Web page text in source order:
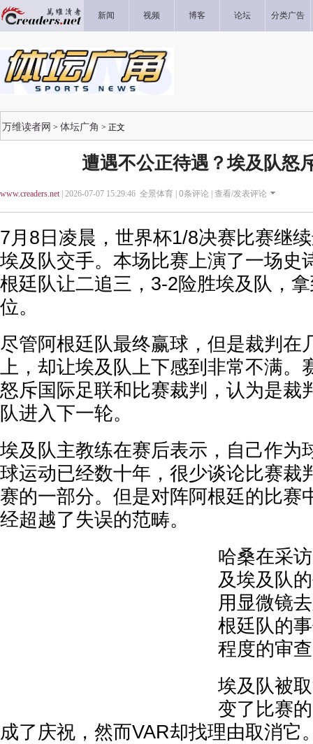
新闻 视频 博客 论坛 分类广告
万维读者网 > 体坛广角 > 正文
遭遇不公正待遇？埃及队怒
www.creaders.net| 2026-07-07 15:29:46 全景体育 | 0条评论 | 查看/发表评论
7月8日凌晨，世界杯1/8决赛比赛继
埃及队交手。本场比赛上演了一场史
根廷队让二追三，3-2险胜埃及队，
位。
尽管阿根廷队最终赢球，但是裁判在
上，却让埃及队上下感到非常不满。
怒斥国际足联和比赛裁判，认为是裁
队进入下一轮。
埃及队主教练在赛后表示，自己作为
球运动已经数十年，很少谈论比赛裁
赛的一部分。但是对阵阿根廷的比赛
经超越了失误的范畴。
哈桑在采
及埃及队
用显微镜
根廷队的
程度的审
埃及队被
变了比赛
成了庆祝，然而VAR却找理由取消它